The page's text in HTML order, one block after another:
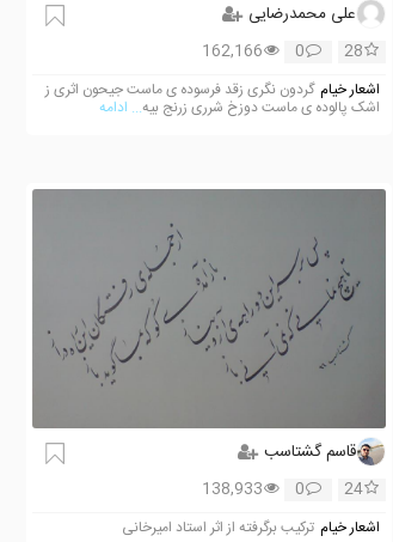
علی محمدرضایی
28
0
162,166
اشعار خیام گردون نگری زقد فرسوده ی ماست جیحون اثری ز
اشک پالوده ی ماست دوزخ شرری زرنج بیه... ادامه
قاسم گشتاسب
24
0
138,933
اشعار خیام ترکیب برگرفته از اثر استاد امیرخانی